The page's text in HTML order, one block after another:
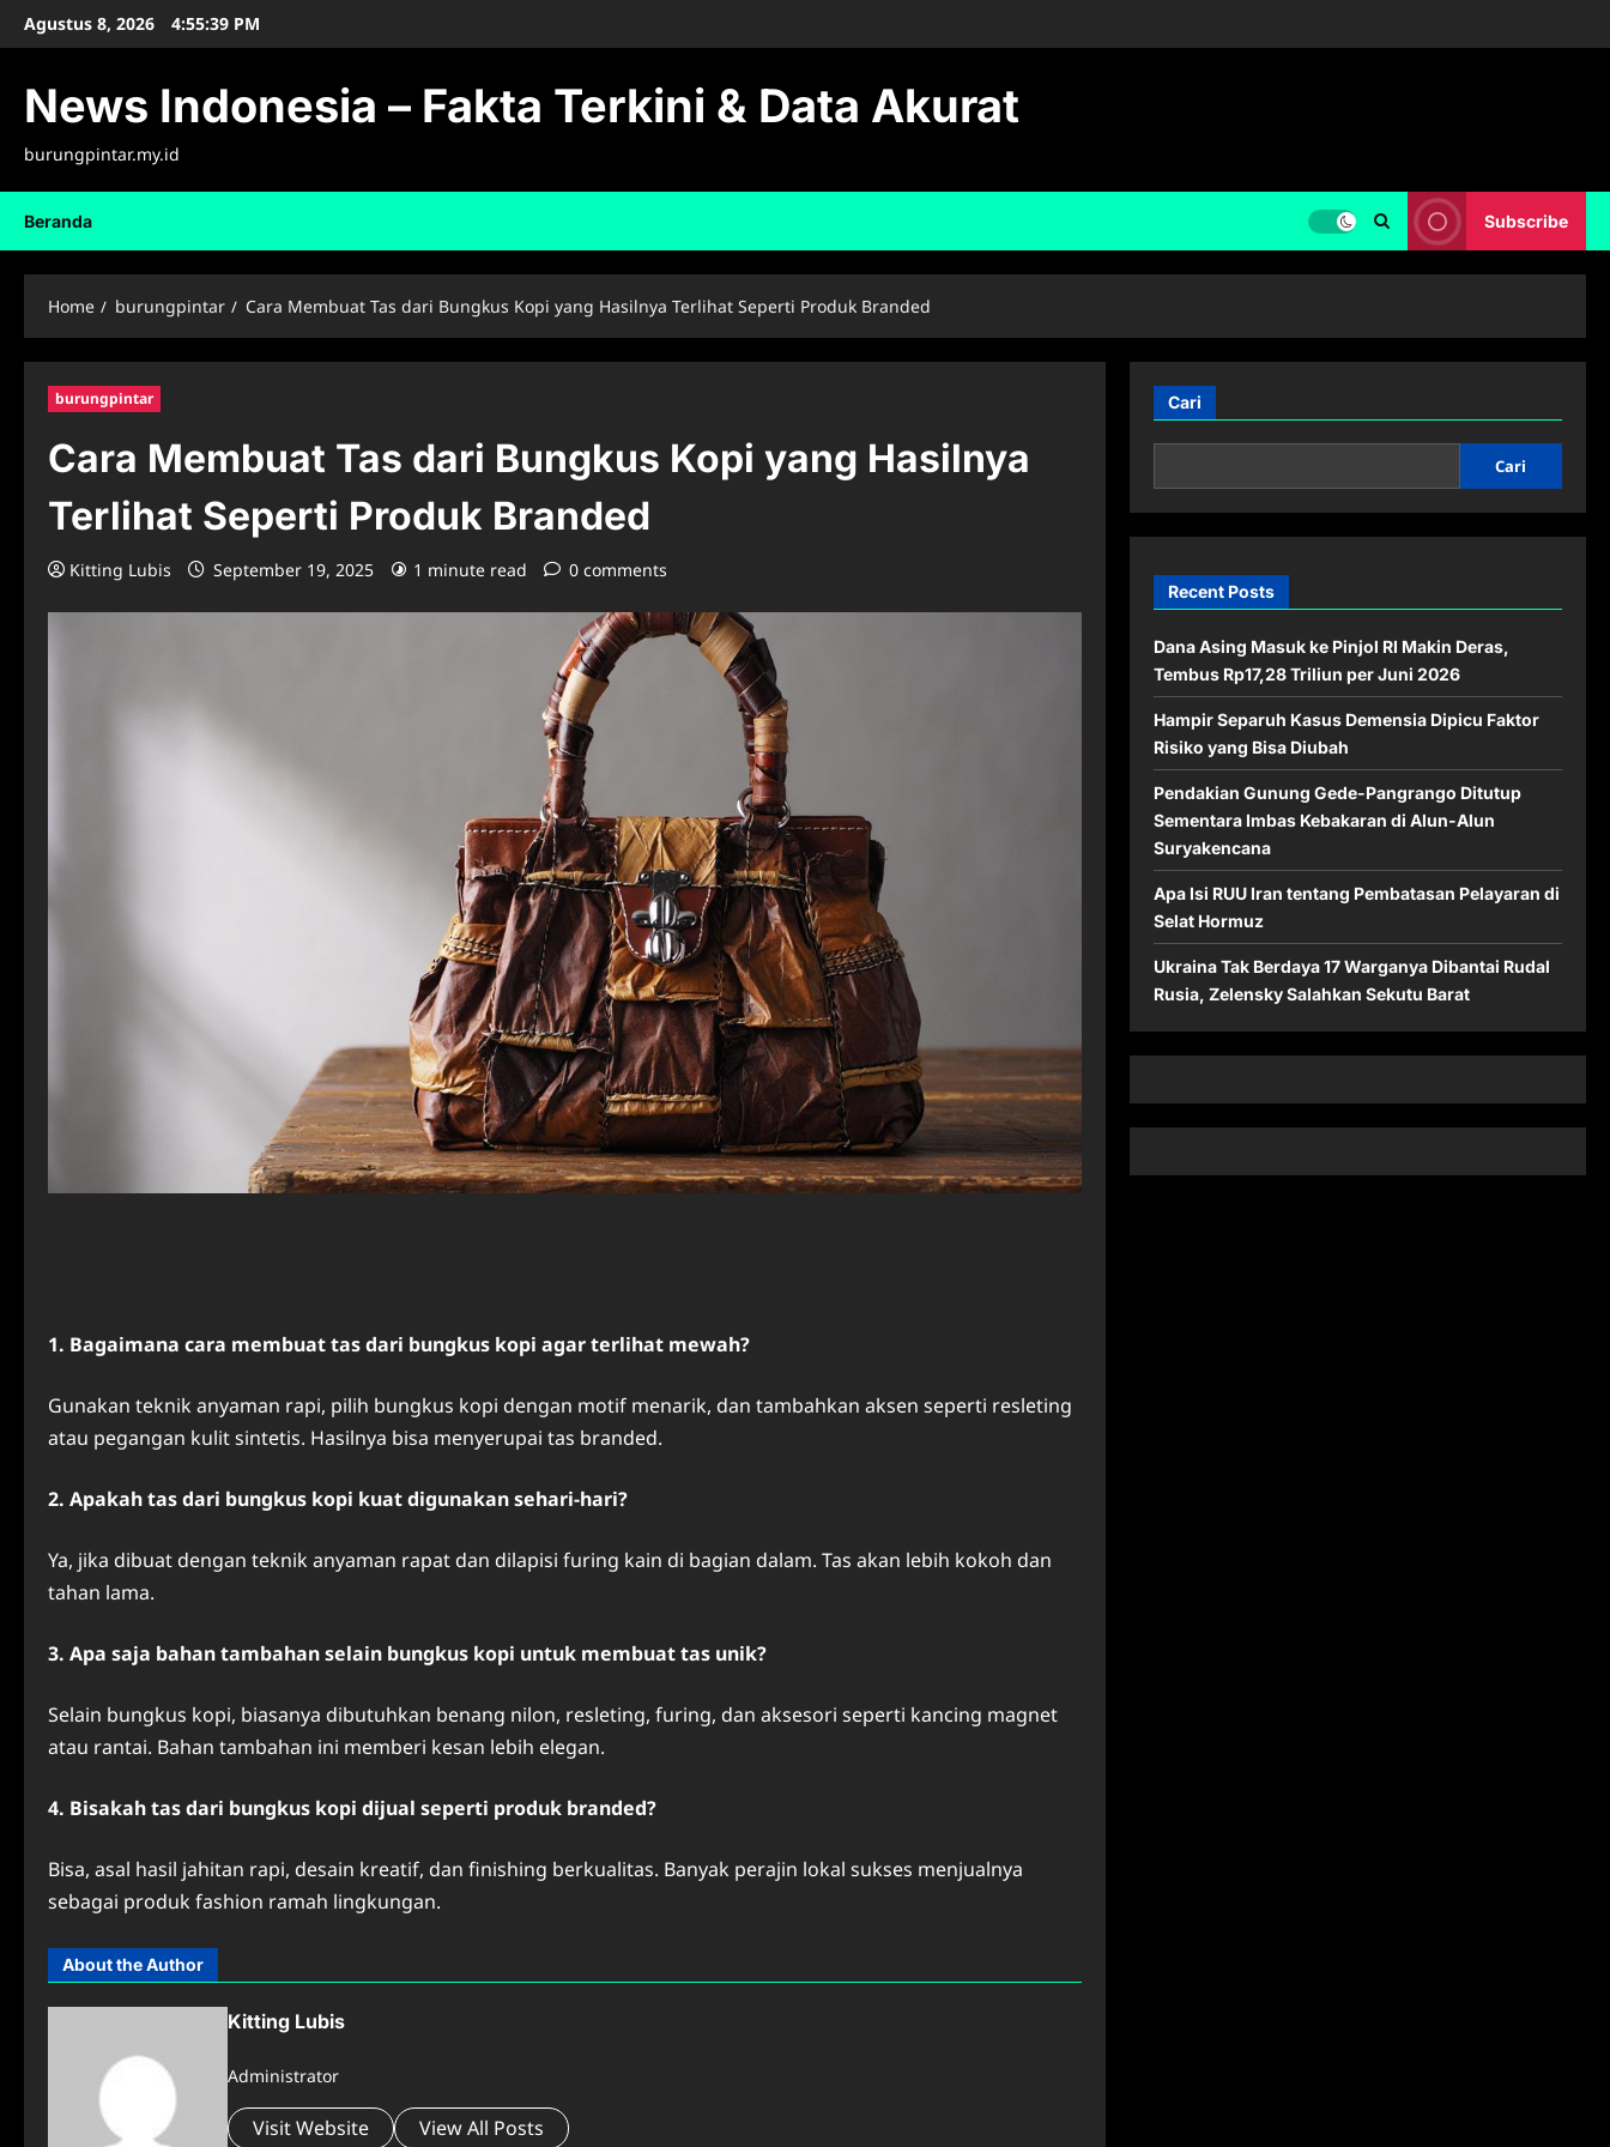
SkipAgustus 8, 2026 4:55:40 PM
News Indonesia – Fakta Terkini & Data Akurat
burungpintar.my.id
Beranda Subscribe
Home burungpintar Cara Membuat Tas dari Bungkus Kopi yang Hasilnya Terlihat Seperti Produk Branded
burungpintar
Cara Membuat Tas dari Bungkus Kopi yang Hasilnya
Terlihat Seperti Produk Branded
Kitting Lubis September 19, 2025 1 minute read 0 comments
1. Bagaimana cara membuat tas dari bungkus kopi agar terlihat mewah?
Gunakan teknik anyaman rapi, pilih bungkus kopi dengan motif menarik, dan tambahkan aksen seperti resleting
atau pegangan kulit sintetis. Hasilnya bisa menyerupai tas branded.
2. Apakah tas dari bungkus kopi kuat digunakan sehari-hari?
Ya, jika dibuat dengan teknik anyaman rapat dan dilapisi furing kain di bagian dalam. Tas akan lebih kokoh dan
tahan lama.
3. Apa saja bahan tambahan selain bungkus kopi untuk membuat tas unik?
Selain bungkus kopi, biasanya dibutuhkan benang nilon, resleting, furing, dan aksesori seperti kancing magnet
atau rantai. Bahan tambahan ini memberi kesan lebih elegan.
4. Bisakah tas dari bungkus kopi dijual seperti produk branded?
Bisa, asal hasil jahitan rapi, desain kreatif, dan finishing berkualitas. Banyak perajin lokal sukses menjualnya
sebagai produk fashion ramah lingkungan.
About the Author
Kitting Lubis
Administrator
Visit Website View All Posts
Cari
Cari
Recent Posts
Dana Asing Masuk ke Pinjol RI Makin Deras,
Tembus Rp17,28 Triliun per Juni 2026
Hampir Separuh Kasus Demensia Dipicu Faktor
Risiko yang Bisa Diubah
Pendakian Gunung Gede-Pangrango Ditutup
Sementara Imbas Kebakaran di Alun-Alun
Suryakencana
Apa Isi RUU Iran tentang Pembatasan Pelayaran di
Selat Hormuz
Ukraina Tak Berdaya 17 Warganya Dibantai Rudal
Rusia, Zelensky Salahkan Sekutu Barat